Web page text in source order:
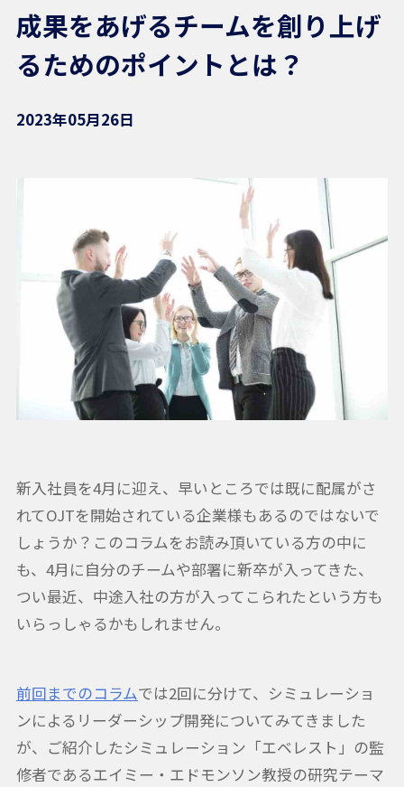
成果をあげるチームを創り上げ
るためのポイントとは？
2023年05月26日
新入社員を4月に迎え、早いところでは既に配属がさ
れてOJTを開始されている企業様もあるのではないで
しょうか？このコラムをお読み頂いている方の中に
も、4月に自分のチームや部署に新卒が入ってきた、
つい最近、中途入社の方が入ってこられたという方も
いらっしゃるかもしれません。
前回までのコラムでは2回に分けて、シミュレーショ
ンによるリーダーシップ開発についてみてきました
が、ご紹介したシミュレーション「エベレスト」の監
修者であるエイミー・エドモンソン教授の研究テーマ